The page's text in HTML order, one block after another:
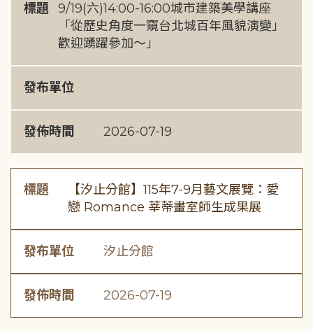
標題 9/19(六)14:00-16:00城市建築美學講座
「從歷史角度一窺台北城百年風貌演變」
歡迎踴躍參加～」
發布單位
發佈時間 2026-07-19
標題
【汐止分館】115年7-9月藝文展覽：愛
戀 Romance 莘蒂畫室師生成果展
發布單位 汐止分館
發佈時間 2026-07-19